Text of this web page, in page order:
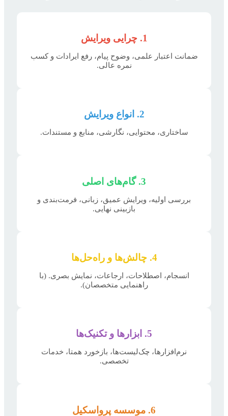
1. چرایی ویرایش
ضمانت اعتبار علمی، وضوح پیام، رفع ایرادات و کسب
نمره عالی.
2. انواع ویرایش
ساختاری، محتوایی، نگارشی، منابع و مستندات.
3. گام‌های اصلی
بررسی اولیه، ویرایش عمیق، زبانی، فرمت‌بندی و
بازبینی نهایی.
4. چالش‌ها و راه‌حل‌ها
انسجام، اصطلاحات، ارجاعات، نمایش بصری. (با
راهنمایی متخصصان).
5. ابزارها و تکنیک‌ها
نرم‌افزارها، چک‌لیست‌ها، بازخورد همتا، خدمات
تخصصی.
6. موسسه پرواسکیل